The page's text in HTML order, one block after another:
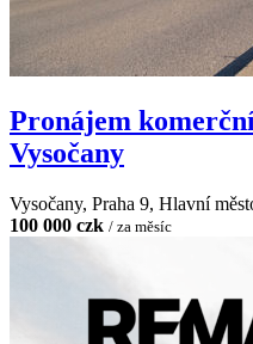
Pronájem
Vysočany
Vysočany, Praha 9, Hlavní
100 000 czk / za měsíc